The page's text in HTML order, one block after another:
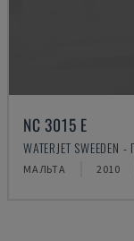
NC 3015 E
WATERJET
МАЛЬТА 2010